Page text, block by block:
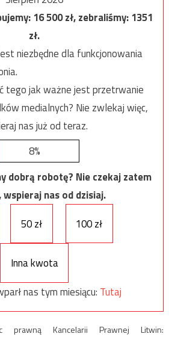
16 500zł, zebraliśmy:1351
zł.
niezbędne dla funkcjonowania
tego jak ważne jest przetrwanie
medialnych? Nie zwlekaj więc,
nas już od teraz.
8%
dobrą robotę? Nie czekaj zatem
nas od dzisiaj.
50 zł 100 zł
Inna kwota
nas tym miesiącu: Tutaj
prawną Kancelarii Prawnej Litwin: